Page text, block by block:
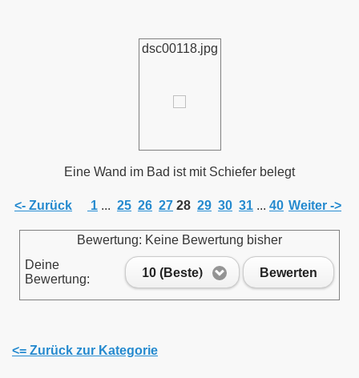
dsc00118.jpg
Eine Wand im Bad ist mit Schiefer belegt
<- Zurück 1 ... 25 26 27 28 29 30 31 ... 40 Weiter ->
Bewertung: Keine Bewertung bisher
Deine
Bewertung:
10 (Beste) Bewerten
<= Zurück zur Kategorie